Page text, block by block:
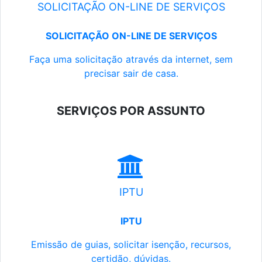
SOLICITAÇÃO ON-LINE DE SERVIÇOS
SOLICITAÇÃO ON-LINE DE SERVIÇOS
Faça uma solicitação através da internet, sem
precisar sair de casa.
SERVIÇOS POR ASSUNTO
IPTU
IPTU
Emissão de guias, solicitar isenção, recursos,
certidão, dúvidas.